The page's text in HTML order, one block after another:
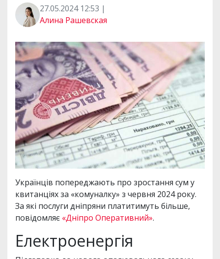
27.05.2024 12:53 |
Алина Рашевская
Українців попереджають про зростання сум у
квитанціях за «комуналку» з червня 2024 року.
За які послуги дніпряни платитимуть більше,
повідомляє «Дніпро Оперативний».
Електроенергія